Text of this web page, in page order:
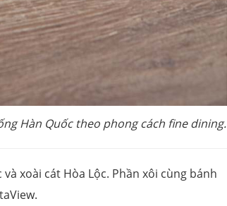
Hàn Quốc theo phong cách fine dining.
xoài cát Hòa Lộc. Phần xôi cùng bánh